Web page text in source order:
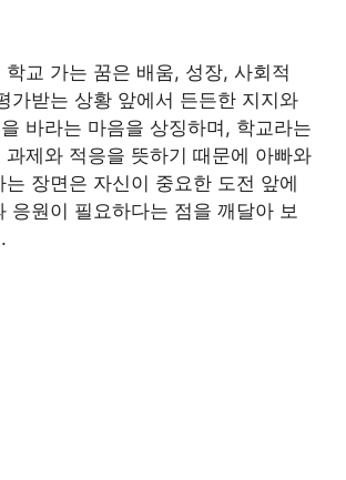
학교 가는 꿈은 배움, 성장, 사회적
가받는 상황 앞에서 든든한 지지와
바라는 마음을 상징하며, 학교라는
과제와 적응을 뜻하기 때문에 아빠와
는 장면은 자신이 중요한 도전 앞에
응원이 필요하다는 점을 깨달아 보